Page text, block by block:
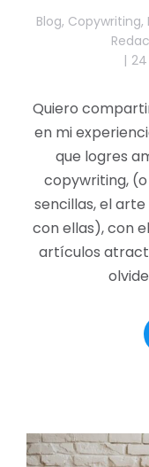
Blog, Copywriting,
Quiero
en mi
que logres
copywriting,
sencillas, el
con ellas), con
artículos